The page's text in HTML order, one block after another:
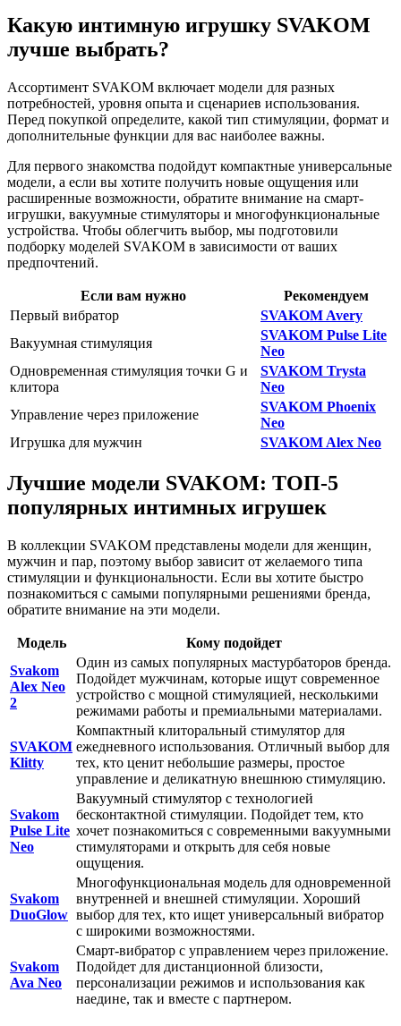
Какую интимную игрушку SVAKOM
лучше выбрать?
Ассортимент SVAKOM включает модели для разных
потребностей, уровня опыта и сценариев использования.
Перед покупкой определите, какой тип стимуляции, формат и
дополнительные функции для вас наиболее важны.
Для первого знакомства подойдут компактные универсальные
модели, а если вы хотите получить новые ощущения или
расширенные возможности, обратите внимание на смарт-
игрушки, вакуумные стимуляторы и многофункциональные
устройства. Чтобы облегчить выбор, мы подготовили
подборку моделей SVAKOM в зависимости от ваших
предпочтений.
Если вам нужно
Рекомендуем
Первый вибратор
SVAKOM Avery
Вакуумная стимуляция
SVAKOM Pulse Lite
Neo
Одновременная стимуляция точки G и
клитора
SVAKOM Trysta
Neo
Управление через приложение
SVAKOM Phoenix
Neo
Игрушка для мужчин
SVAKOM Alex Neo
Лучшие модели SVAKOM: ТОП-5
популярных интимных игрушек
В коллекции SVAKOM представлены модели для женщин,
мужчин и пар, поэтому выбор зависит от желаемого типа
стимуляции и функциональности. Если вы хотите быстро
познакомиться с самыми популярными решениями бренда,
обратите внимание на эти модели.
Модель
Кому подойдет
Svakom
Alex Neo
2
Один из самых популярных мастурбаторов бренда.
Подойдет мужчинам, которые ищут современное
устройство с мощной стимуляцией, несколькими
режимами работы и премиальными материалами.
SVAKOM
Klitty
Компактный клиторальный стимулятор для
ежедневного использования. Отличный выбор для
тех, кто ценит небольшие размеры, простое
управление и деликатную внешнюю стимуляцию.
Svakom
Pulse Lite
Neo
Вакуумный стимулятор с технологией
бесконтактной стимуляции. Подойдет тем, кто
хочет познакомиться с современными вакуумными
стимуляторами и открыть для себя новые
ощущения.
Svakom
DuoGlow
Многофункциональная модель для одновременной
внутренней и внешней стимуляции. Хороший
выбор для тех, кто ищет универсальный вибратор
с широкими возможностями.
Svakom
Ava Neo
Смарт-вибратор с управлением через приложение.
Подойдет для дистанционной близости,
персонализации режимов и использования как
наедине, так и вместе с партнером.